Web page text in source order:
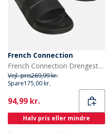
French Connection
French Connection Drengestrømper Sort
Vejl. pris269,99 kr.
Spare175,00 kr.
Current
94,99 kr.
Halv pris eller mindre